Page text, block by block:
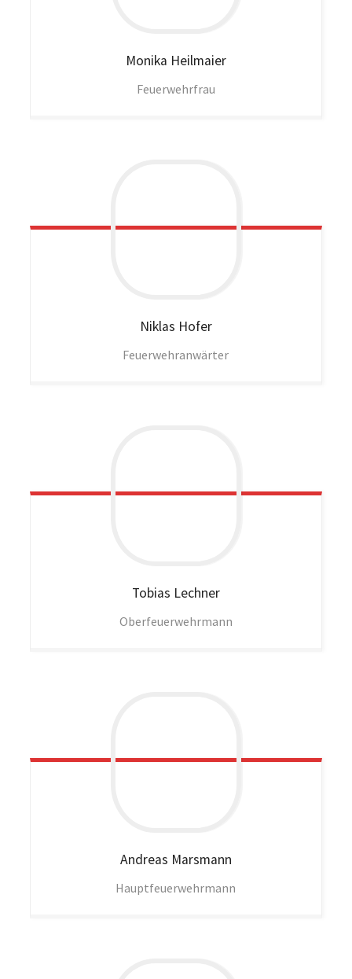
Monika Heilmaier
Feuerwehrfrau
Niklas Hofer
Feuerwehranwärter
Tobias Lechner
Oberfeuerwehrmann
Andreas Marsmann
Hauptfeuerwehrmann